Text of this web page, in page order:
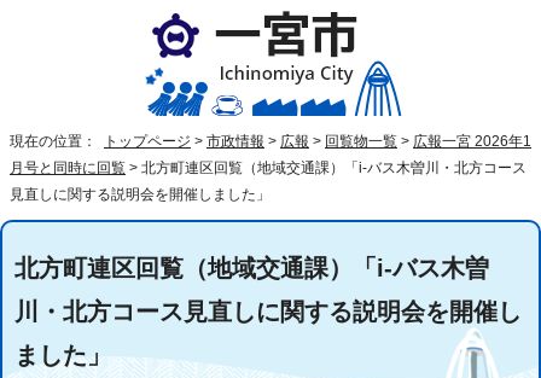
現在の位置： トップページ > 市政情報 > 広報 > 回覧物一覧 > 広報一宮 2026年1
月号と同時に回覧 > 北方町連区回覧（地域交通課）「i-バス木曽川・北方コース
見直しに関する説明会を開催しました」
北方町連区回覧（地域交通課）「i-バス木曽
川・北方コース見直しに関する説明会を開催し
ました」